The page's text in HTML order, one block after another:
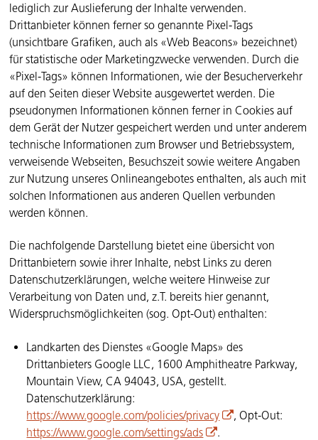
lediglich zur Auslieferung der Inhalte verwenden.
Drittanbieter können ferner so genannte Pixel-Tags
(unsichtbare Grafiken, auch als «Web Beacons» bezeichnet)
für statistische oder Marketingzwecke verwenden. Durch die
«Pixel-Tags» können Informationen, wie der Besucherverkehr
auf den Seiten dieser Website ausgewertet werden. Die
pseudonymen Informationen können ferner in Cookies auf
dem Gerät der Nutzer gespeichert werden und unter anderem
technische Informationen zum Browser und Betriebssystem,
verweisende Webseiten, Besuchszeit sowie weitere Angaben
zur Nutzung unseres Onlineangebotes enthalten, als auch mit
solchen Informationen aus anderen Quellen verbunden
werden können.
Die nachfolgende Darstellung bietet eine übersicht von
Drittanbietern sowie ihrer Inhalte, nebst Links zu deren
Datenschutzerklärungen, welche weitere Hinweise zur
Verarbeitung von Daten und, z.T. bereits hier genannt,
Widerspruchsmöglichkeiten (sog. Opt-Out) enthalten:
Landkarten des Dienstes «Google Maps» des
Drittanbieters Google LLC, 1600 Amphitheatre Parkway,
Mountain View, CA 94043, USA, gestellt.
Datenschutzerklärung:
https://www.google.com/policies/privacy
, Opt-Out:
https://www.google.com/settings/ads
.